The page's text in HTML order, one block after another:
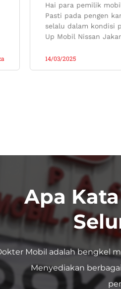
Hai para pemilik
Pasti pada pengen
selalu dalam kondisi
Up Mobil Nissan
14/03/2025
Apa Kata
Mobil adalah bengkel
Menyediakan